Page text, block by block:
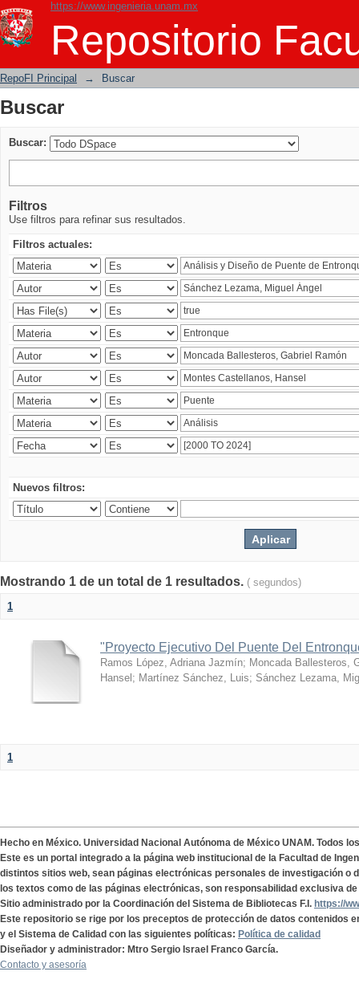
https://www.ingenieria.unam.mx
Repositorio
Buscar
RepoFI Principal → Buscar
Buscar
Buscar:
Filtros
Use filtros para refinar sus resultados.
Filtros actuales:
Nuevos filtros:
Mostrando 1 de un total de 1 resultados. ( segundos)
1
"Proyecto Ejecutivo Del Puente Del
Ramos López, Adriana Jazmín; Moncada Ballesteros,
Hansel ; Martínez Sánchez, Luis; Sánchez Lezama,
1
Hecho en México. Universidad Nacional Autónoma de México UNAM. Todos
Este es un portal integrado a la página web institucional de la Facultad de
distintos sitios web, sean páginas electrónicas personales de investigación o
los textos como de las páginas electrónicas, son responsabilidad exclusiva
Sitio administrado por la Coordinación del Sistema de Bibliotecas F.I. https://
Este repositorio se rige por los preceptos de protección de datos contenidos
y el Sistema de Calidad con las siguientes políticas: Política de calidad
Diseñador y administrador: Mtro Sergio Israel Franco García.
Contacto y asesoría